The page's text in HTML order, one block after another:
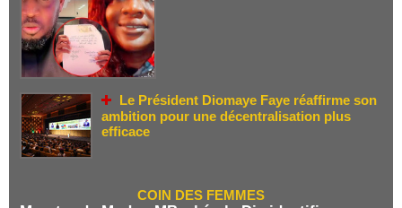
Le Président Diomaye Faye réaffirme son
ambition pour une décentralisation plus
efficace
COIN DES FEMMES